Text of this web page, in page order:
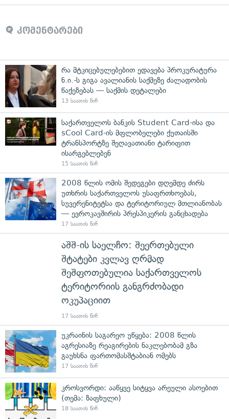
კომენტარები
რა მტკიცებულებებით ედავება პროკურატურა
ნ.ი.-ს გიგა ავალიანის საქმეზე ძალადობის
წაქეზებას — საქმის დეტალები
13 საათის წინ
საქართველოს ბანკის Student Card-ისა და
sCool Card-ის მფლობელები ქუთაისში
ტრანსპორტზე შეღავათიანი ტარიფით
ისარგებლებენ
15 საათის წინ
2008 წლის ომის შედეგები დღემდე ძირს
უთხრის საქართველოს უსაფრთხოებას,
სუვერენიტეტსა და ტერიტორიულ მთლიანობას
— ევროკავშირის პრესპიკერის განცხადება
17 საათის წინ
აშშ-ის საელჩო: შეერთებული
შტატები კვლავ ღრმად
შეშფოთებულია საქართველოს
ტერიტორიის განგრძობადი
ოკუპაციით
17 საათის წინ
უკრაინის საგარეო უწყება: 2008 წლის
აგრესიაზე რეაგირების ნაკლებობამ გზა
გაუხსნა ფართომასშტაბიან ომებს
17 საათის წინ
კროსვორდი: ააწყვე სიტყვა არეული ასოებით
(თემა: ზაფხული)
18 საათის წინ